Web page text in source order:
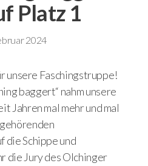
Platz 1
2024
unsere Faschingstruppe!
baggert“ nahm unsere
Jahren mal mehr und mal
die Schippe und
die Jury des Olchinger